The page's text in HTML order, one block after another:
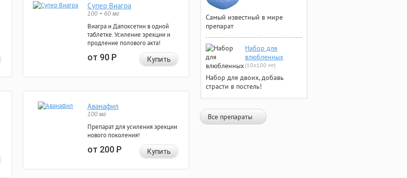
Супер Виагра
100 + 60 мг
Виагра и Дапоксетин в одной
таблетке. Усиление эрекции и
продление полового акта!
от 90Р Купить
Аванафил
100 мг
Препарат для усиления эрекции
нового поколения!
от 200Р Купить
Самый известный в мире
препарат
Набор для
влюбленных
(10х100 мг)
Набор для двоих, добавь
страсти в постель!
Все препараты